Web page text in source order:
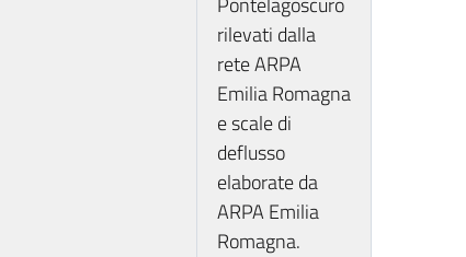
rilevati dalla
rete ARPA
Emilia Romagna
e scale di
deflusso
elaborate da
ARPA Emilia
Romagna.